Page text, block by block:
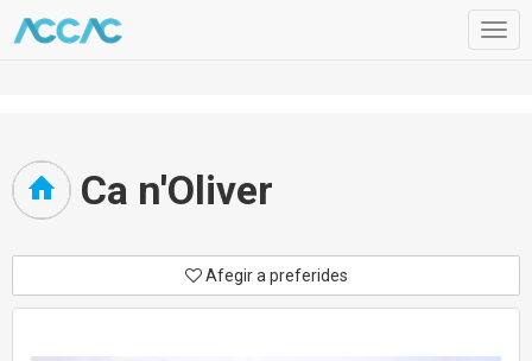
Ca n'Oliver
Afegir a preferides